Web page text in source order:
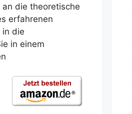
die theoretische
erfahrenen
in die
in einem